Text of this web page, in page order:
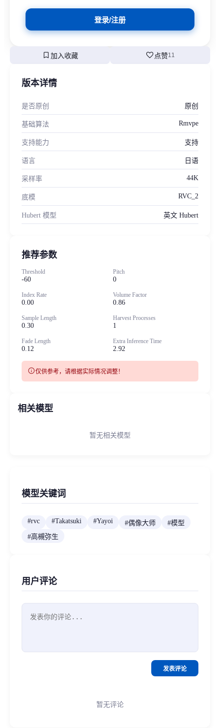
登录/注册
bookmark 加入收藏 favorite 点赞11
版本详情
是否原创 原创
基础算法 Rmvpe
支持能力 支持
语言 日语
采样率 44K
底模 RVC_2
Hubert 模型 英文 Hubert
推荐参数
Threshold
-60
Pitch
0
Index Rate
0.00
Volume Factor
0.86
Sample Length
0.30
Harvest Processes
1
Fade Length
0.12
Extra Inference Time
2.92
info仅供参考，请根据实际情况调整！
相关模型
暂无相关模型
模型关键词
#rvc #Takatsuki #Yayoi #偶像大师 #模型
#高槻弥生
用户评论
发表评论
暂无评论